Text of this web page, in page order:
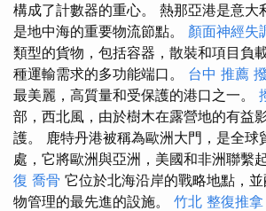
構成了計數器的重心。 熱那亞港是意大
是地中海的重要物流節點。 顏面神經失
類型的貨物，包括容器，散裝和項目負
種運輸需求的多功能端口。 台中 推薦
最美麗，高質量和受保護的港口之一。
部，西北風，由於樹木在露營地的有益
護。 鹿特丹港被稱為歐洲大門，是全球
處，它將歐洲與亞洲，美國和非洲聯繫
復 喬骨 它位於北海沿岸的戰略地點，
物管理的最先進的設施。 竹北 整復推拿